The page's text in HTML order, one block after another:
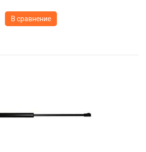
В сравнение